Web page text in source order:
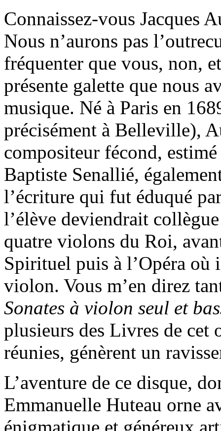
Connaissez-vous Jacques
Nous n’aurons pas
fréquenter que vous, non,
présente galette que nous
musique. Né à Paris en
précisément à Belleville),
compositeur fécond,
Baptiste Senallié,
l’écriture qui fut éduqué
l’élève deviendrait
quatre violons du Roi,
Spirituel puis à l’Opéra où
violon. Vous m’en direz
Sonates à violon seul et
plusieurs des Livres de
réunies, génèrent un
L’aventure de ce disque,
Emmanuelle Huteau orne